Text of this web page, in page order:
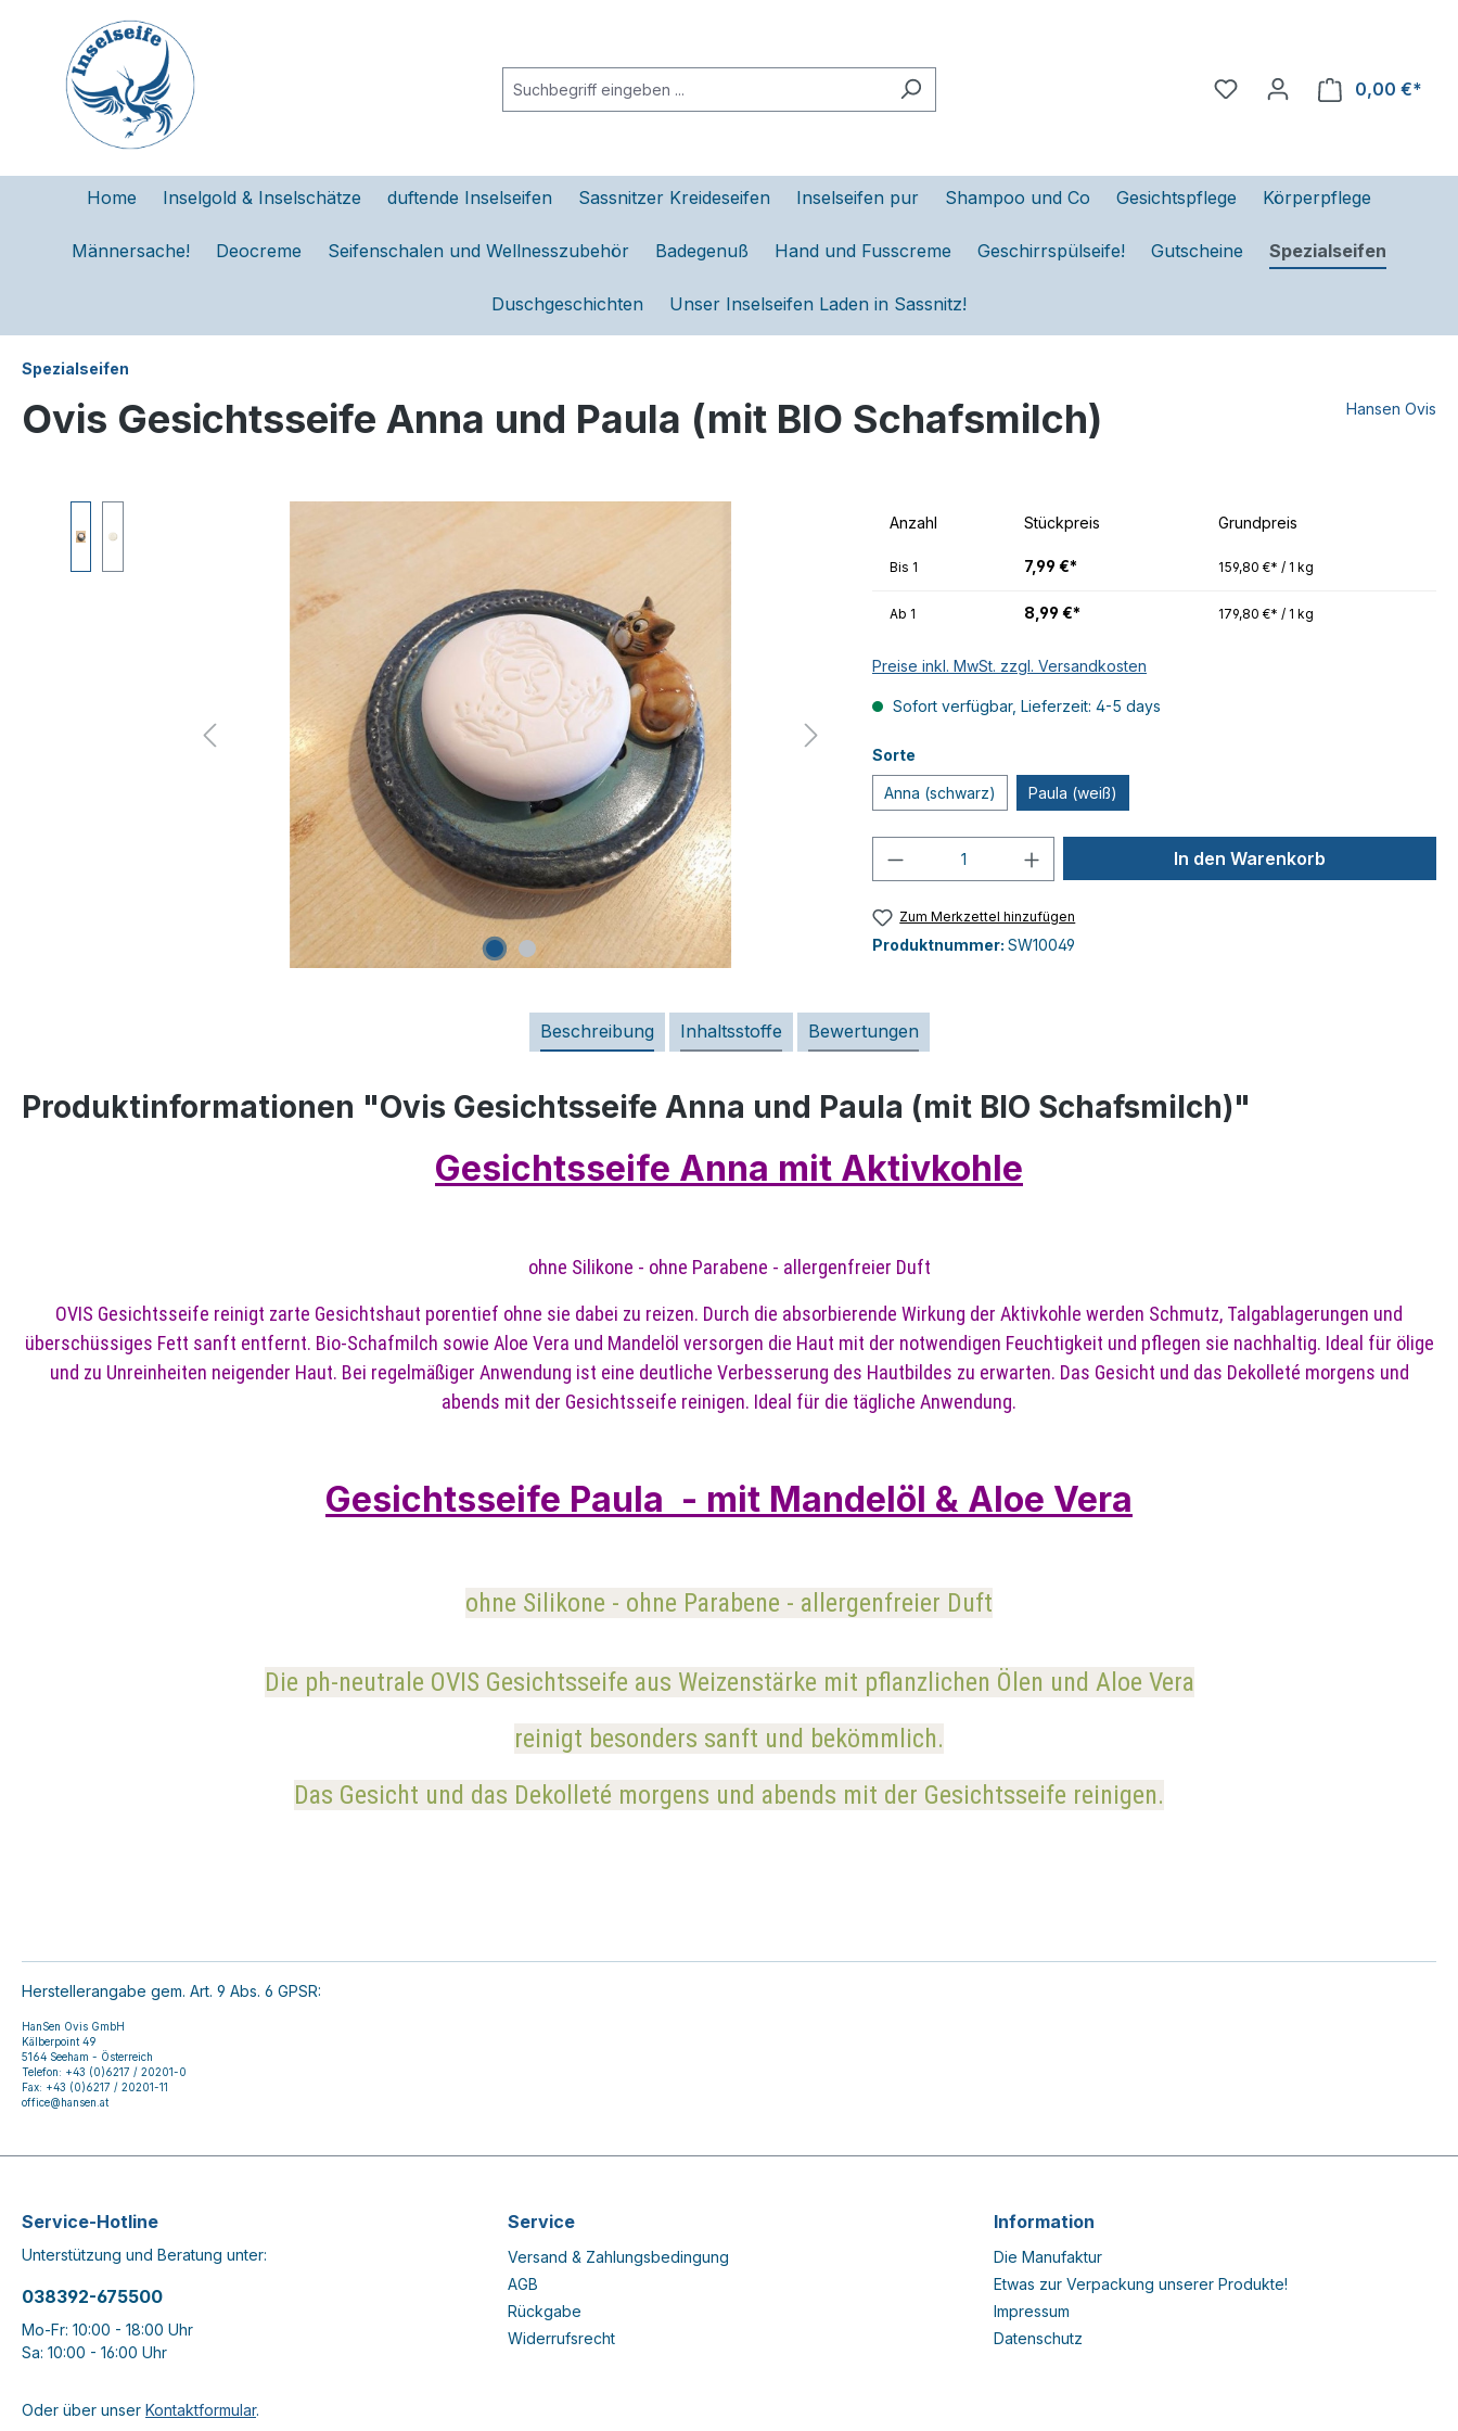
Zur Hauptnavigation springen
0,00 €*
Home Inselgold & Inselschätze duftende Inselseifen Sassnitzer Kreideseifen Inselseifen pur Shampoo und Co Gesichtspflege Körperpflege
Männersache! Deocreme Seifenschalen und Wellnesszubehör Badegenuß Hand und Fusscreme Geschirrspülseife! Gutscheine Spezialseifen
Duschgeschichten Unser Inselseifen Laden in Sassnitz!
Spezialseifen
Ovis Gesichtsseife Anna und Paula (mit BIO Schafsmilch) Hansen Ovis
Anzahl Stückpreis Grundpreis
Bis 1 7,99 €* 159,80 €* / 1 kg
Ab 1 8,99 €* 179,80 €* / 1 kg
Preise inkl. MwSt. zzgl. Versandkosten
Sofort verfügbar, Lieferzeit: 4-5 days
Sorte
Anna (schwarz) Paula (weiß)
Produkt Anzahl: Gib den gewünschten Wert
In den Warenkorb
Zum Merkzettel hinzufügen
Produktnummer: SW10049
Beschreibung Inhaltsstoffe Bewertungen
Produktinformationen "Ovis Gesichtsseife Anna und Paula (mit BIO Schafsmilch)"
Gesichtsseife Anna mit Aktivkohle
ohne Silikone - ohne Parabene - allergenfreier Duft
OVIS Gesichtsseife reinigt zarte Gesichtshaut porentief ohne sie dabei zu reizen. Durch die absorbierende Wirkung der Aktivkohle werden Schmutz, Talgablagerungen und
überschüssiges Fett sanft entfernt. Bio-Schafmilch sowie Aloe Vera und Mandelöl versorgen die Haut mit der notwendigen Feuchtigkeit und pflegen sie nachhaltig. Ideal für ölige
und zu Unreinheiten neigender Haut. Bei regelmäßiger Anwendung ist eine deutliche Verbesserung des Hautbildes zu erwarten. Das Gesicht und das Dekolleté morgens und
abends mit der Gesichtsseife reinigen. Ideal für die tägliche Anwendung.
Gesichtsseife Paula - mit Mandelöl & Aloe Vera
ohne Silikone - ohne Parabene - allergenfreier Duft
Die ph-neutrale OVIS Gesichtsseife aus Weizenstärke mit pflanzlichen Ölen und Aloe Vera
reinigt besonders sanft und bekömmlich.
Das Gesicht und das Dekolleté morgens und abends mit der Gesichtsseife reinigen.
Herstellerangabe gem. Art. 9 Abs. 6 GPSR:
HanSen Ovis GmbH
Kälberpoint 49
5164 Seeham - Österreich
Telefon: +43 (0)6217 / 20201-0
Fax: +43 (0)6217 / 20201-11
office@hansen.at
Service-Hotline
Unterstützung und Beratung unter:
038392-675500
Mo-Fr: 10:00 - 18:00 Uhr
Sa: 10:00 - 16:00 Uhr
Oder über unser Kontaktformular.
Service
Versand & Zahlungsbedingung
AGB
Rückgabe
Widerrufsrecht
Information
Die Manufaktur
Etwas zur Verpackung unserer Produkte!
Impressum
Datenschutz